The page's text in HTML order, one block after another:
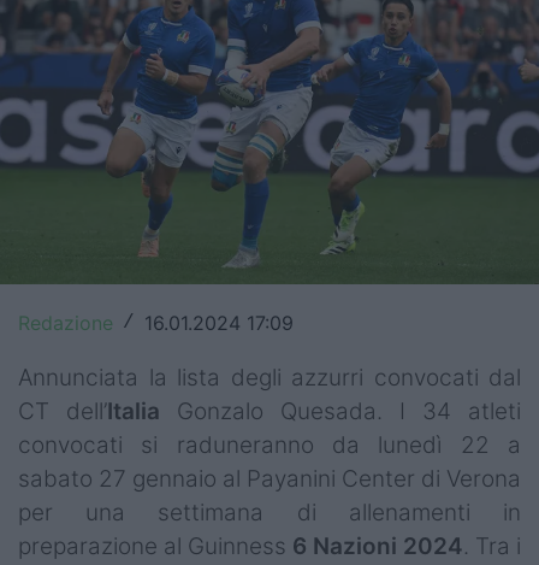
Internazionale
6 Nazioni
United Rugby Championship
Premiership
Champions Cup
Challenge Cup
World Rugby
Rugby World Cup
Super Rugby
Rugby in TV
Redazione / 16.01.2024 17:09
Annunciata la lista degli azzurri convocati dal
CT dell’Italia Gonzalo Quesada. I 34 atleti
convocati si raduneranno da lunedì 22 a
sabato 27 gennaio al Payanini Center di Verona
per una settimana di allenamenti in
preparazione al Guinness 6 Nazioni 2024. Tra i